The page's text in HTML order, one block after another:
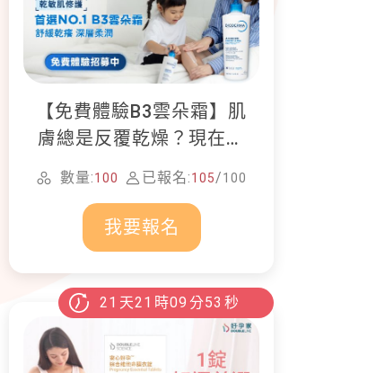
【免費體驗B3雲朵霜】肌
膚總是反覆乾燥？現在就
加入貝膚黛瑪修護體驗計
畫！
數量:100 已報名:105/100
我要報名
21 天21 時09 分52 秒